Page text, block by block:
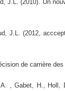
J.L. (2010). Un
J.L. (2012,
de carrière
, Gabet, H.,